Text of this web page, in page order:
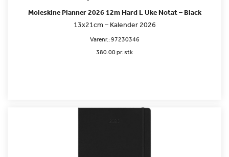
Moleskine Planner 2026 12m Hard L Uke Notat – Black
13x21cm – Kalender 2026
Varenr.:97230346
380.00 pr. stk